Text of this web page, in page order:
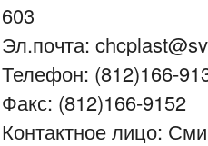
603
Эл.почта:
Телефон: (812)166-
Факс: (812)166-9152
Контактное лицо: